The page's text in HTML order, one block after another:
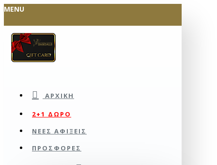
MENU
ΑΡΧΙΚΉ
2+1 ΔΩΡΟ
ΝΕΕΣ ΑΦΙΞΕΙΣ
ΠΡΟΣΦΟΡΕΣ